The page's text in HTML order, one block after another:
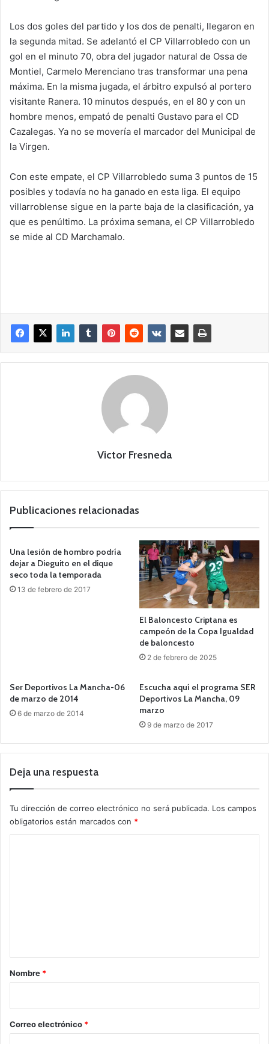
Los dos goles del partido y los dos de penalti, llegaron en
la segunda mitad. Se adelantó el CP Villarrobledo con un
gol en el minuto 70, obra del jugador natural de Ossa de
Montiel, Carmelo Merenciano tras transformar una pena
máxima. En la misma jugada, el árbitro expulsó al portero
visitante Ranera. 10 minutos después, en el 80 y con un
hombre menos, empató de penalti Gustavo para el CD
Cazalegas. Ya no se movería el marcador del Municipal de
la Virgen.
Con este empate, el CP Villarrobledo suma 3 puntos de 15
posibles y todavía no ha ganado en esta liga. El equipo
villarroblense sigue en la parte baja de la clasificación, ya
que es penúltimo. La próxima semana, el CP Villarrobledo
se mide al CD Marchamalo.
Victor Fresneda
Publicaciones relacionadas
Una lesión de hombro podría
dejar a Dieguito en el dique
seco toda la temporada
13 de febrero de 2017
El Baloncesto Criptana es
campeón de la Copa Igualdad
de baloncesto
2 de febrero de 2025
Ser Deportivos La Mancha-06
de marzo de 2014
6 de marzo de 2014
Escucha aquí el programa SER
Deportivos La Mancha, 09
marzo
9 de marzo de 2017
Deja una respuesta
Tu dirección de correo electrónico no será publicada. Los campos
obligatorios están marcados con *
r
*
Nombre *
Correo electrónico *